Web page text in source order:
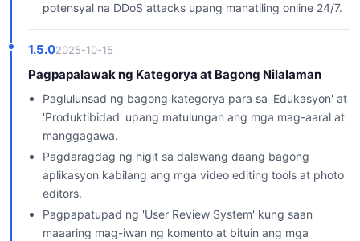
potensyal na DDoS attacks upang manatiling online 24/7.
1.5.02025-10-15
Pagpapalawak ng Kategorya at Bagong Nilalaman
Paglulunsad ng bagong kategorya para sa 'Edukasyon' at
'Produktibidad' upang matulungan ang mga mag-aaral at
manggagawa.
Pagdaragdag ng higit sa dalawang daang bagong
aplikasyon kabilang ang mga video editing tools at photo
editors.
Pagpapatupad ng 'User Review System' kung saan
maaaring mag-iwan ng komento at bituin ang mga